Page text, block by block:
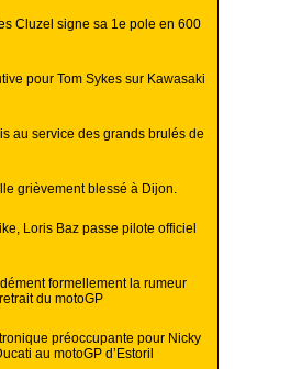
Cluzel signe sa 1e pole en 600
pour Tom Sykes sur Kawasaki
au service des grands brulés de
grièvement blessé à Dijon.
Loris Baz passe pilote officiel
formellement la rumeur
du motoGP
préoccupante pour Nicky
au motoGP d’Estoril